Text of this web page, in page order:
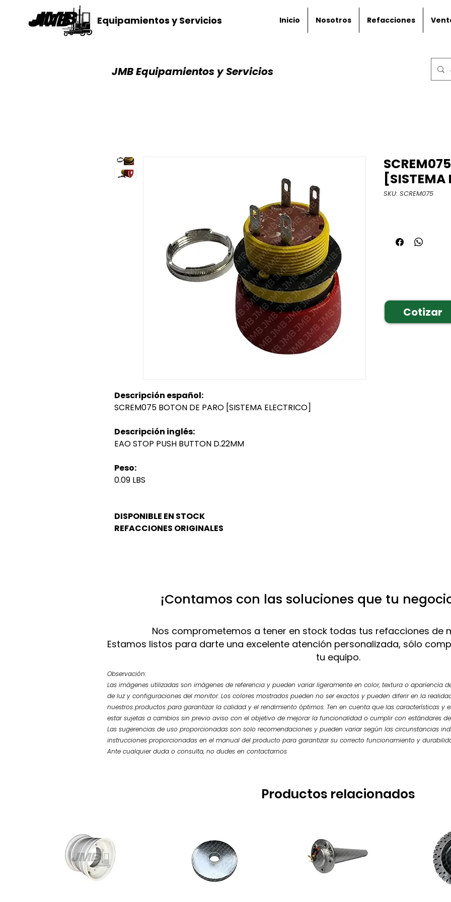
Equipamientos y Servicios Inicio Nosotros Refacciones
JMB Equipamientos y Servicios
Descripción español:
SCREM075 BOTON DE PARO [SISTEMA ELECTRICO]
Descripción inglés:
EAO STOP PUSH BUTTON D.22MM
Peso:
0.09 LBS
DISPONIBLE EN STOCK
REFACCIONES ORIGINALES
[SISTEMA
SKU: SCREM075
Cotizar
¡Contamos con las soluciones que tu
Nos comprometemos a tener en stock todas tus refacciones de
Estamos listos para darte una excelente atención personalizada, sólo
tu equipo.
Observación:
Las imágenes utilizadas son imágenes de referencia y pueden variar ligeramente en color, textura o apariencia
de luz y configuraciones del monitor. Los colores mostrados pueden no ser exactos y pueden diferir en la
nuestros productos para garantizar la calidad y el rendimiento óptimos. Ten en cuenta que las características y
estar sujetas a cambios sin previo aviso con el objetivo de mejorar la funcionalidad o cumplir con estándares
Las sugerencias de uso proporcionadas son solo recomendaciones y pueden variar según las circunstancias
instrucciones proporcionadas en el manual del producto para garantizar su correcto funcionamiento y
Ante cualquier duda o consulta, no dudes en contactarnos
Productos relacionados